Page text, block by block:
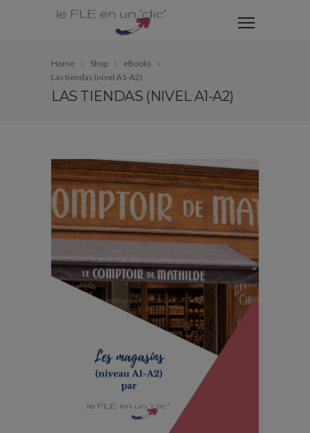
Home Shop
eBooks
Las tiendas (nivel A1-A2)
LAS TIENDAS (NIVEL A1-A2)